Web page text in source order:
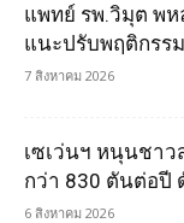
แพทย์ รพ.วิมุต พห
แนะปรับพฤติกรร
7 สิงหาคม 2026
เซเว่นฯ หนุนชาว
กว่า 830 ตันต่อปี
6 สิงหาคม 2026